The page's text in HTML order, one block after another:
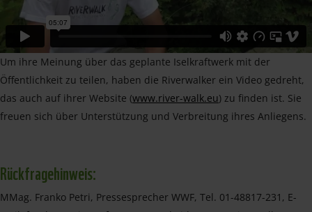
Um ihre Meinung über das geplante Iselkraftwerk mit der
Öffentlichkeit zu teilen, haben die Riverwalker ein Video gedreht,
das auch auf ihrer Website (www.river-walk.eu) zu finden ist. Sie
freuen sich über Unterstützung und Verbreitung ihres Anliegens.
Rückfragehinweis:
MMag. Franko Petri, Pressesprecher WWF, Tel. 01-48817-231, E-